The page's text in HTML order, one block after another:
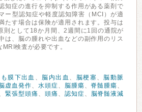
知症の進行を抑制する作用がある薬剤で
ー型認知症や軽度認知障害（MCI）が適
たす場合は保険が適用されます。投与は
則として18か月間、2週間に1回の通院が
は、脳の腫れや出血などの副作用のリス
検査が必要です。
も膜下出血 、 脳内出血 、 脳梗塞、 脳動脈
虚血発作、 水頭症、 脳腫瘍、 脊髄腫瘍、
緊張型頭痛 、 頭痛 、 認知症、
脳脊髄液減